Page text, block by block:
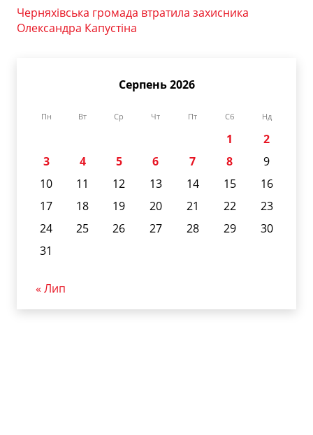
Черняхівська громада втратила захисника
Олександра Капустіна
Серпень 2026
Пн Вт Ср Чт Пт Сб Нд
1
2
3
4 5 6 7 8
9
10
11 12 13 14 15
16
17
18 19 20 21 22
23
24
25 26 27 28 29
30
31
« Лип